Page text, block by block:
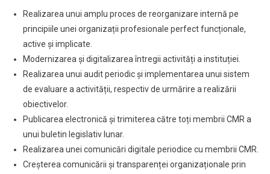
Realizarea unui amplu proces de reorganizare internă pe
principiile unei organizații profesionale perfect funcționale,
active și implicate.
Modernizarea și digitalizarea întregii activități a instituției.
Realizarea unui audit periodic și implementarea unui sistem
de evaluare a activității, respectiv de urmărire a realizării
obiectivelor.
Publicarea electronică și trimiterea către toți membrii CMR a
unui buletin legislativ lunar.
Realizarea unei comunicări digitale periodice cu membrii CMR.
Creșterea comunicării și transparenței organizaționale prin